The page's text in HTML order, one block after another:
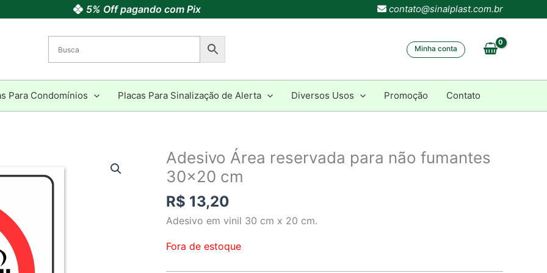
5% Off pagando com Pix contato@sinalplast.com.br
Minha conta
Para Condomínios Placas Para Sinalização de Alerta Diversos Usos Promoção Contato
Adesivo Área reservada para não fumantes
30×20 cm
R$ 13,20
Adesivo em vinil 30 cm x 20 cm.
Fora de estoque